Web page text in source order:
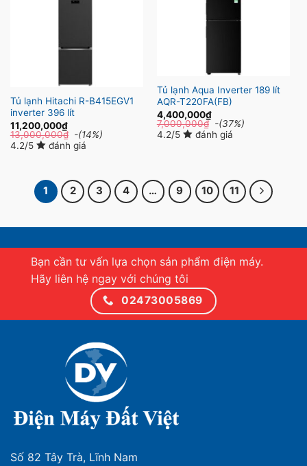
Tủ lạnh Hitachi R-B415EGV1
inverter 396 lít
11,200,000₫
13,000,000₫ -(14%)
4.2/5
đánh giá
Tủ lạnh Aqua Inverter 189 lít
AQR-T220FA(FB)
4,400,000₫
7,000,000₫ -(37%)
4.2/5
đánh giá
1 2 3 4 … 9 10 11
Bạn cần tư vấn lựa chọn sản phẩm điện máy.
Hãy liên hệ ngay với chúng tôi
02473005869
Số 82 Tây Trà, Lĩnh Nam